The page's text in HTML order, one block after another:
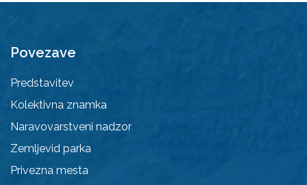
Povezave
Predstavitev
Kolektivna znamka
Naravovarstveni nadzor
Zemljevid parka
Privezna mesta